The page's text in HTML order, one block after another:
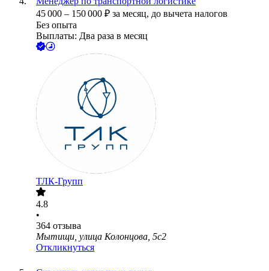
45 000 – 150 000 ₽ за месяц, до вычета налогов
Без опыта
Выплаты: Два раза в месяц
ТЛК-Групп
4.8
•
364 отзыва
Мытищи, улица Колонцова, 5с2
Откликнуться